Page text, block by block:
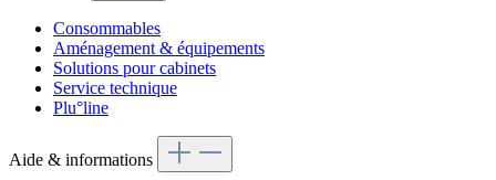
Consommables
Aménagement & équipements
Solutions pour cabinets
Service technique
Plu°line
Aide & informations